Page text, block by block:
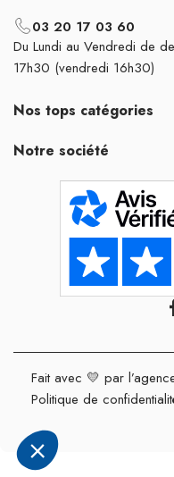
03 20 17 03 60
Du Lundi au Vendredi de
17h30 (vendredi 16h30)
Nos tops catégories
Notre société
Fait avec 💛 par
Politique de